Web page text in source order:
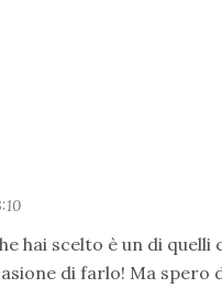
hai scelto è un di
di farlo! Ma